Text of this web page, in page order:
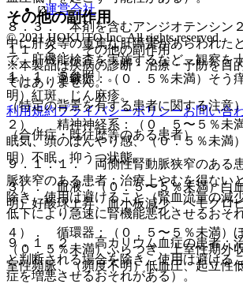
８．３． 本剤を含むアンジオテンシン
中に肝炎等の重篤な肝障害があらわれた
で、肝機能検査を実施するなど、観察を
１．１．５参照〕。
（特定の背景を有する患者に関する注意）
（合併症・既往歴等のある患者）
９．１．１． 両側性腎動脈狭窄のある
脈狭窄のある患者：治療上やむを得ない
除き、使用は避けること（腎血流量の減
低下により急速に腎機能悪化させるおそ
９．１．２． 高カリウム血症の患者：
と判断される場合を除き、使用は避ける
症を増悪させるおそれがある）。
その他の副作用
１１．２． その他の副作用
１）． 過敏症：（０．５％未満）そう
明）紅斑、じん麻疹。
２）． 精神神経系：（０．５〜５％未
眠気、頭のぼんやり感、（０．５％未満
明）不眠、抑うつ状態。
３）． 血液：（０．５〜５％未満）白
明）好酸球上昇、血小板減少、ヘモグロ
４）． 循環器：（０．５〜５％未満）
（０．５％未満）ふらつき、上室性期外
室性頻脈、（頻度不明）低血圧、起立性
運営会社
© 2021 HOKUTO Inc. All rights reserved.
※本製品は疾病の診断・治療・予防を目
ではありません。
利用規約プライバシーポリシーお問い合